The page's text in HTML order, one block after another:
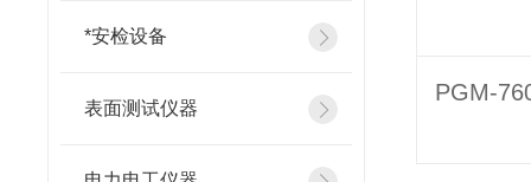
*安检设备
表面测试仪器